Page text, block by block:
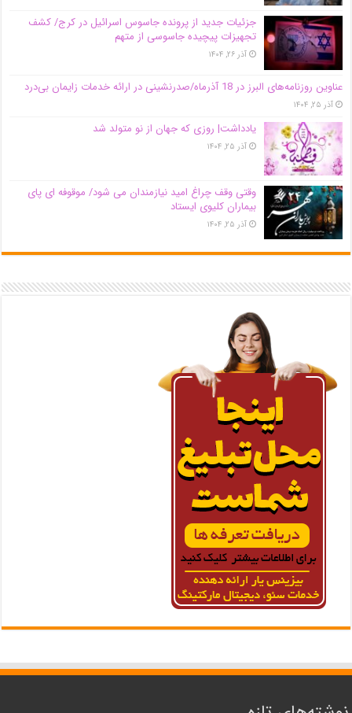
جزئیات جدید از پرونده جاسوس اسرائیل در کرج/‌ کشف
تجهیزات پیچیده جاسوسی از متهم
آذر ۲۶, ۱۴۰۴
عناوین روزنامه‌های البرز در ‌18 آذرماه/صدرنشینی در ارائه خدمات زایمان بی‌درد
آذر ۲۵, ۱۴۰۴
یادداشت| روزی که جهان از نو متولد شد
آذر ۲۵, ۱۴۰۴
وقتی وقف چراغ امید نیازمندان می شود/ موقوفه ای پای
بیماران کلیوی ایستاد
آذر ۲۵, ۱۴۰۴